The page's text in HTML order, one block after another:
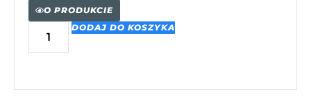
O PRODUKCIE
DODAJ DO KOSZYKA